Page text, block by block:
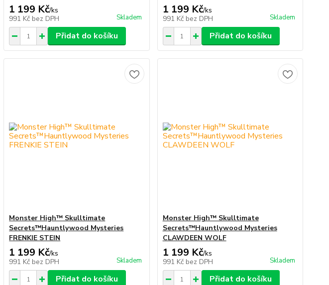
1 199 Kč/ks
991 Kč bez DPH Skladem
Přidat do košíku
1 199 Kč/ks
991 Kč bez DPH Skladem
Přidat do košíku
Monster High™ Skulltimate
Secrets™Hauntlywood Mysteries
FRENKIE STEIN
1 199 Kč/ks
991 Kč bez DPH Skladem
Přidat do košíku
Monster High™ Skulltimate
Secrets™Hauntlywood Mysteries
CLAWDEEN WOLF
1 199 Kč/ks
991 Kč bez DPH Skladem
Přidat do košíku